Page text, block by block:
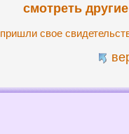
смотреть
пришли свое